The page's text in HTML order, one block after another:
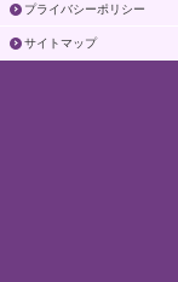
プライバシーポリシー
サイトマップ